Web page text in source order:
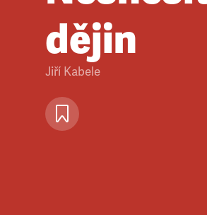
dějin
Jiří Kabele